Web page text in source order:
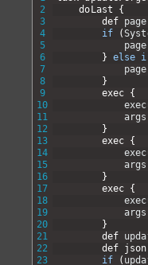
2
3
4
5
6
7
8
9
10
11
12
13
14
15
16
17
18
19
20
21
22
23
doLast
{
def page
if
(
page
} else
page
}
exec {
args
}
exec {
args
}
exec {
args
}
def
def json
if
(